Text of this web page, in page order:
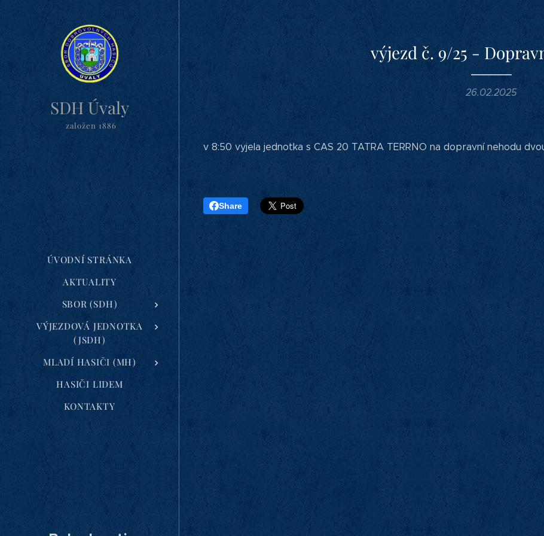
SDH Úvaly
založen 1886
ÚVODNÍ STRÁNKA
AKTUALITY
SBOR (SDH)
VÝJEZDOVÁ JEDNOTKA
(JSDH)
MLADÍ HASIČI (MH)
HASIČI LIDEM
KONTAKTY
výjezd č. 9/25 -
26.02.2025
v 8:50 vyjela jednotka s CAS 20 TATRA TERRNO na dopravní nehodu
Share